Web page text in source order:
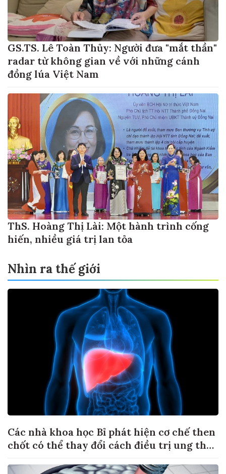
GS.TS. Lê Toàn Thủy: Người đưa "mắt thần"
radar từ không gian về với những cánh
đồng lúa Việt Nam
ThS. Hoàng Thị Lài: Một hành trình cống
hiến, nhiều giá trị lan tỏa
Nhìn ra thế giới
Các nhà khoa học Bỉ phát hiện cơ chế then
chốt có thể thay đổi cách điều trị ung thư